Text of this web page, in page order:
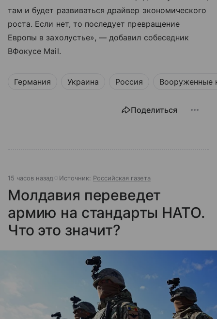
там и будет развиваться драйвер экономического
роста. Если нет, то последует превращение
Европы в захолустье», — добавил собеседник
ВФокусе Mail.
Германия Украина Россия Вооруженные
Поделиться
15 часов назад Источник: Российская газета
Молдавия переведет
армию на стандарты НАТО.
Что это значит?